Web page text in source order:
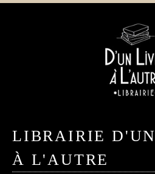
LIBRAIRIE
À L'AUTRE